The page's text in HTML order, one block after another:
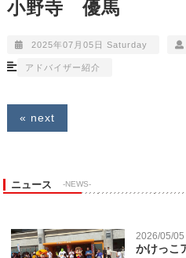
小野寺 優馬
2025年07月05日 Saturday
アドバイザー紹介
« next
ニュース -NEWS-
2026/05/05
かけっこ